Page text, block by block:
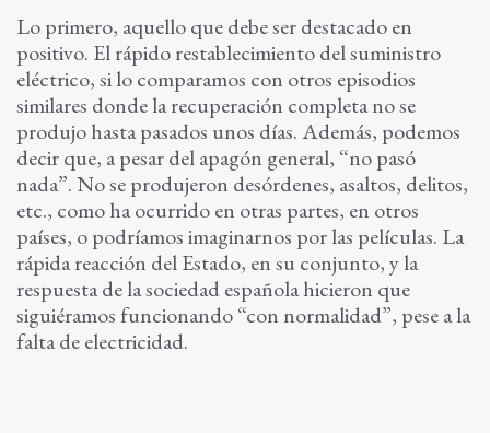
Lo primero, aquello que debe ser destacado en
positivo. El rápido restablecimiento del suministro
eléctrico, si lo comparamos con otros episodios
similares donde la recuperación completa no se
produjo hasta pasados unos días. Además, podemos
decir que, a pesar del apagón general, “no pasó
nada”. No se produjeron desórdenes, asaltos, delitos,
etc., como ha ocurrido en otras partes, en otros
países, o podríamos imaginarnos por las películas. La
rápida reacción del Estado, en su conjunto, y la
respuesta de la sociedad española hicieron que
siguiéramos funcionando “con normalidad”, pese a la
falta de electricidad.